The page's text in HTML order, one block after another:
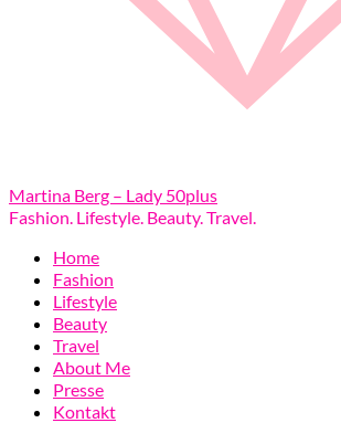
Martina Berg – Lady 50plus
Fashion. Lifestyle. Beauty. Travel.
Home
Fashion
Lifestyle
Beauty
Travel
About Me
Presse
Kontakt